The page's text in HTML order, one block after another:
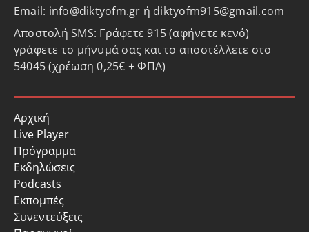
Email: info@diktyofm.gr ή diktyofm915@gmail.com
Αποστολή SMS: Γράφετε 915 (αφήνετε κενό)
γράφετε το μήνυμά σας και το αποστέλλετε στο
54045 (χρέωση 0,25€ + ΦΠΑ)
Αρχική
Live Player
Πρόγραμμα
Εκδηλώσεις
Podcasts
Εκπομπές
Συνεντεύξεις